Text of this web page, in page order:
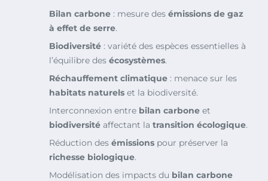
Bilan carbone : mesure des émissions de gaz
à effet de serre.
Biodiversité : variété des espèces essentielles à
l’équilibre des écosystèmes.
Réchauffement climatique : menace sur les
habitats naturels et la biodiversité.
Interconnexion entre bilan carbone et
biodiversité affectant la transition écologique.
Réduction des émissions pour préserver la
richesse biologique.
Modélisation des impacts du bilan carbone